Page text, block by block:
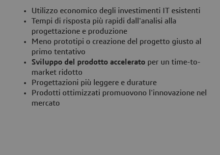
Utilizzo economico degli investimenti IT esistenti
Tempi di risposta più rapidi dall'analisi alla
progettazione e produzione
Meno prototipi o creazione del progetto giusto al
primo tentativo
Sviluppo del prodotto accelerato per un time-to-
market ridotto
Progettazioni più leggere e durature
Prodotti ottimizzati promuovono l'innovazione nel
mercato